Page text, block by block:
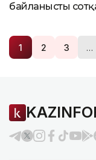
байланысты
1 2 3 …